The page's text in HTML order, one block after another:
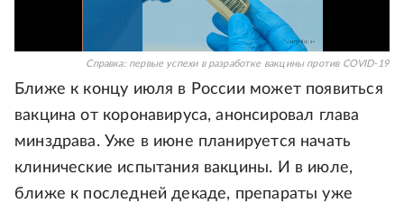
Справка: первые успехи в разработке вакцины против COVID-19
Ближе к концу июля в России может появиться
вакцина от коронавируса, анонсировал глава
минздрава. Уже в июне планируется начать
клинические испытания вакцины. И в июле,
ближе к последней декаде, препараты уже